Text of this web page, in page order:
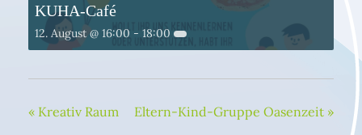
KUHA-Café
12. August @ 16:00 - 18:00
« Kreativ Raum Eltern-Kind-Gruppe Oasenzeit »